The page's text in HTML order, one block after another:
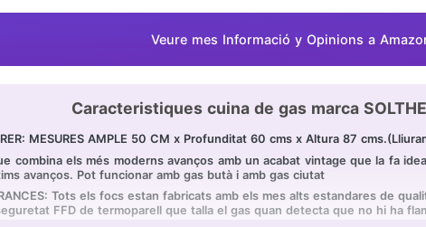
Veure mes Informació y Opinions a
Caracteristiques cuina de gas marca
MESURES AMPLE 50 CM x Profunditat 60 cms x Altura 87
combina els més moderns avanços amb un acabat vintage que la fa
avanços. Pot funcionar amb gas butà i amb gas ciutat
Tots els focs estan fabricats amb els mes alts estandares de
FFD de termoparell que talla el gas quan detecta que no hi ha